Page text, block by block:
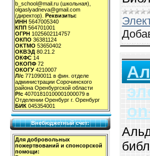
b_school@mail.ru (школьная),
olgaslyadneva@gmail.com
(директор). Реквизиты:
ИНН 5647005340
КПП 564701001
ОГРН 1025602114757
ОКПО 36381124
ОКТМО 53650402
ОКВЭД 80.21.2
ОКФС 14
ОКОПФ 72
ОКОГУ 4210007
Л/с 771090011 в фин. отделе
администрации Сорочинского
района Оренбургской области
Р/с 40701810100001000079 в
Отделении Оренбург г. Оренбург
БИК 045354001
Внебюджетный счет:
Для добровольных
пожертвований и спонсорской
помощи: